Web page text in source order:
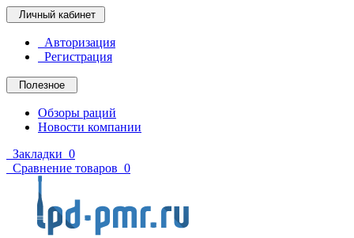
Личный кабинет
Авторизация
Регистрация
Полезное
Обзоры раций
Новости компании
Закладки 0
Сравнение товаров 0